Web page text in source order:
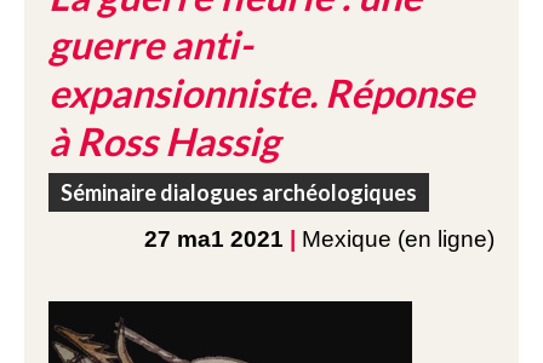
guerre anti-
expansionniste. Réponse
à Ross Hassig
Séminaire dialogues archéologiques
27 ma1 2021 Mexique (en ligne)